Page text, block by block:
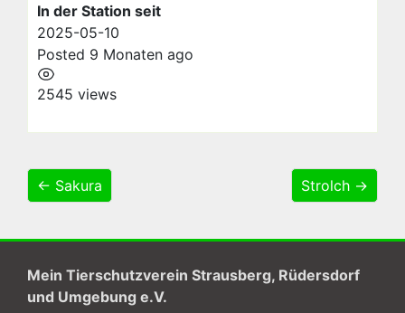
In der Station seit
2025-05-10
Posted 9 Monaten ago
2545 views
← Sakura Strolch →
Mein Tierschutzverein Strausberg, Rüdersdorf
und Umgebung e.V.